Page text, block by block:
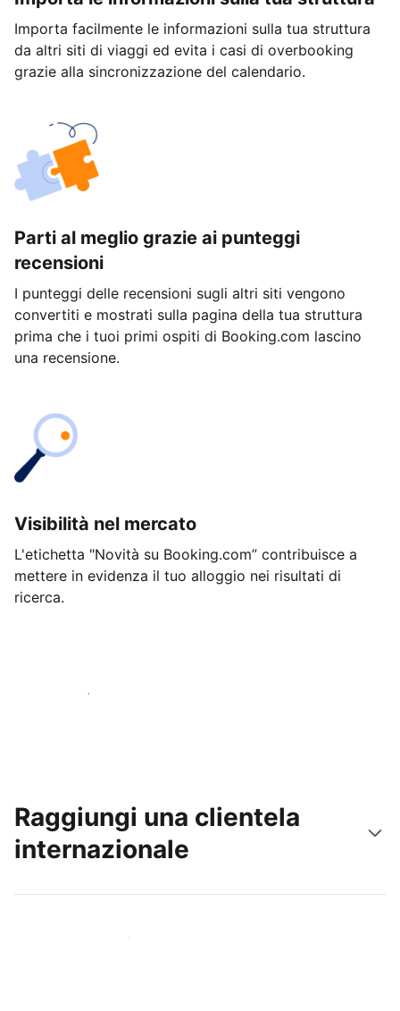
Importa facilmente le informazioni sulla tua struttura
da altri siti di viaggi ed evita i casi di overbooking
grazie alla sincronizzazione del calendario.
Parti al meglio grazie ai punteggi
recensioni
I punteggi delle recensioni sugli altri siti vengono
convertiti e mostrati sulla pagina della tua struttura
prima che i tuoi primi ospiti di Booking.com lascino
una recensione.
Visibilità nel mercato
L'etichetta "Novità su Booking.com” contribuisce a
mettere in evidenza il tuo alloggio nei risultati di
ricerca.
Inizia oggi stesso
Raggiungi una clientela
internazionale
Raggiungi subito nuovi ospiti